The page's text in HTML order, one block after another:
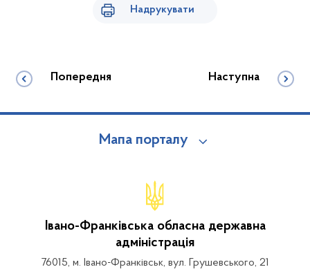
Надрукувати
Попередня Наступна
Мапа порталу
Івано-Франківська обласна державна
адміністрація
76015, м. Івано-Франківськ, вул. Грушевського, 21